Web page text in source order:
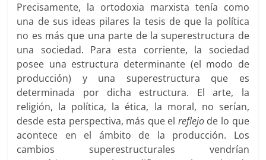
Precisamente, la ortodoxia marxista tenía como
una de sus ideas pilares la tesis de que la política
no es más que una parte de la superestructura de
una sociedad. Para esta corriente, la sociedad
posee una estructura determinante (el modo de
producción) y una superestructura que es
determinada por dicha estructura. El arte, la
religión, la política, la ética, la moral, no serían,
desde esta perspectiva, más que el reflejode lo que
acontece en el ámbito de la producción. Los
cambios superestructurales vendrían